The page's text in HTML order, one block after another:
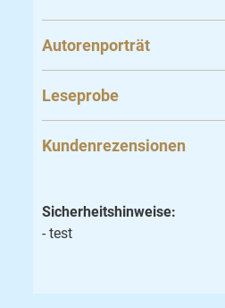
Autorenporträt
Leseprobe
Kundenrezensionen
Sicherheitshinweise:
- test